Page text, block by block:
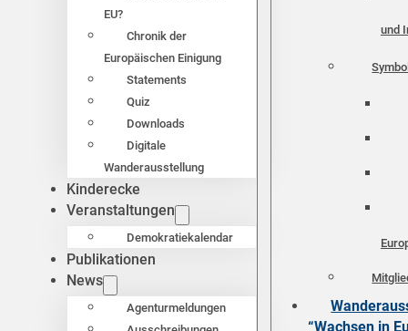
EU?
Chronik der
Europäischen Einigung
Statements
Quiz
Downloads
Digitale
Wanderausstellung
Kinderecke
Veranstaltungen
Demokratiekalendar
Publikationen
News
Agenturmeldungen
und
“Wachsen in